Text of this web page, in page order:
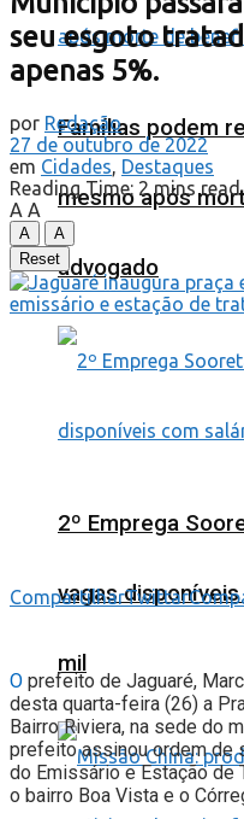
Famílias podem
mesmo após
advogado
2º Emprega
vagas
mil
seu esgoto
apenas 5%.
por Redação
27 de outubro de 2022
em Cidades, Destaques
Reading Time: 2 mins read
A A
A
A
Reset
CompartilharTwittar
O prefeito de Jaguaré,
desta quarta-feira (26) a
Bairro Riviera, na sede do
prefeito assinou ordem de
do Emissário e Estação de
o bairro Boa Vista e o